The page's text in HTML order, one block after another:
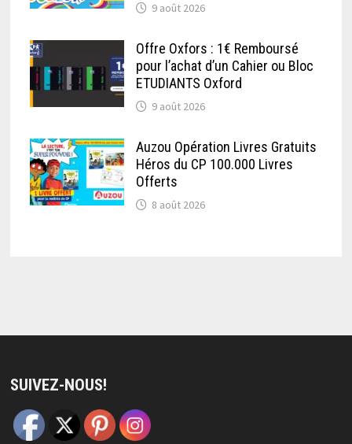
9 août 2026
Offre Oxfors : 1€ Remboursé
pour l’achat d’un Cahier ou Bloc
ETUDIANTS Oxford
9 août 2026
Auzou Opération Livres Gratuits
Héros du CP 100.000 Livres
Offerts
8 août 2026
SUIVEZ-NOUS!